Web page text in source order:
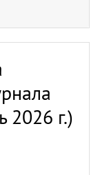
2026 г.)